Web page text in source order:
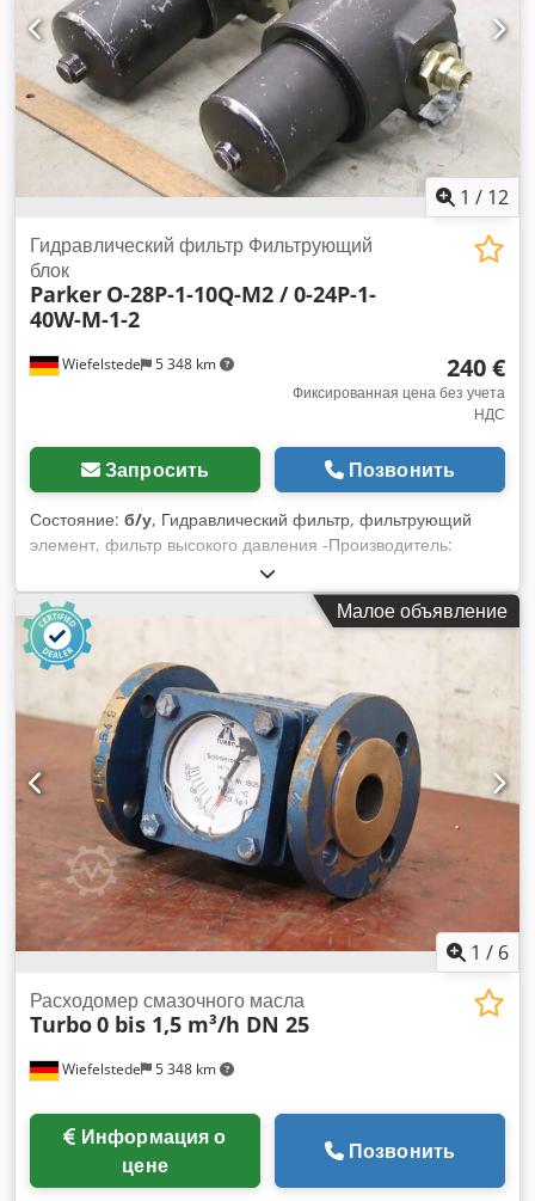
1 / 12
Wiefelstede 5 348 km
Гидравлический фильтр Фильтрующий
блок
Parker O-28P-1-10Q-M2 / 0-24P-1-
40W-M-1-2
240 €
Фиксированная цена без учета
НДС
Запросить Позвонить
Состояние: б/у, Гидравлический фильтр, фильтрующий
элемент, фильтр высокого давления -Производитель:
Parker, фильтр высокого давления с индикатором
загрязнения / фильтровальный блок с 2 фильтрами -Тип: O-
28P-1-10Q-M2-98-C2C2-1-1 / 0-24P-1-40W-M-1-2
-Количество: 6 шт. Dsdpfx Ansmv T Hqoljwa -Цена: за
единицу -Размеры: 380/150/H250 мм -Вес: 20 кг/шт.
Малое объявление
1 / 6
Wiefelstede 5 348 km
Расходомер смазочного масла
Turbo0 bis 1,5 m³/h DN 25
цене
Позвонить